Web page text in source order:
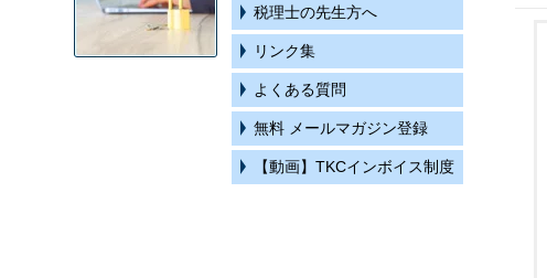
税理士の先生方へ
リンク集
よくある質問
無料 メールマガジン登録
【動画】TKCインボイス制度